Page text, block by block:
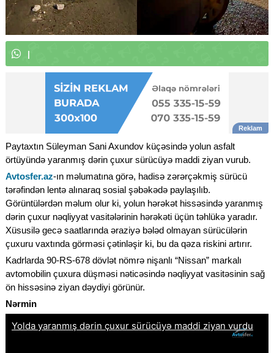
W
Paytaxtın Süleyman Sani Axundov küçəsində yolun asfalt
örtüyündə yaranmış dərin çuxur sürücüyə maddi ziyan vurub.
Avtosfer.az-ın məlumatına görə, hadisə zərərçəkmiş sürücü
tərəfindən lentə alınaraq sosial şəbəkədə paylaşılıb.
Görüntülərdən məlum olur ki, yolun hərəkət hissəsində yaranmış
dərin çuxur nəqliyyat vasitələrinin hərəkəti üçün təhlükə yaradır.
Xüsusilə gecə saatlarında əraziyə bələd olmayan sürücülərin
çuxuru vaxtında görməsi çətinləşir ki, bu da qəza riskini artırır.
Kadrlarda 90-RS-678 dövlət nömrə nişanlı “Nissan” markalı
avtomobilin çuxura düşməsi nəticəsində nəqliyyat vasitəsinin sağ
ön hissəsinə ziyan dəydiyi görünür.
Nərmin